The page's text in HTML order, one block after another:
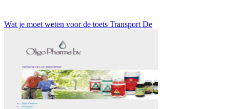
Wat je moet weten voor de toets Transport De